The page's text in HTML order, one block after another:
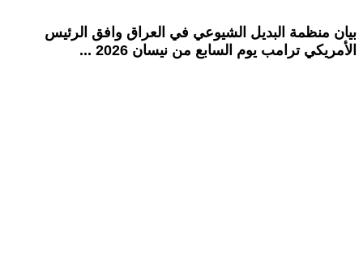
بيان منظمة البديل الشيوعي في العراق وافق الرئيس
الأمريكي ترامب يوم السابع من نيسان 2026 ...